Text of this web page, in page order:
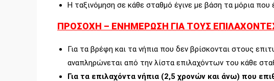
H ταξινόμηση σε κάθε σταθμό έγινε με βάση τα μόρια
ΠΡΟΣΟΧΗ – ΕΝΗΜΕΡΩΣΗ ΓΙΑ ΤΟΥΣ
Για τα βρέφη και τα νήπια που δεν βρίσκονται στους
αναπληρώνεται από την λίστα επιλαχόντων του κάθε
Για τα επιλαχόντα νήπια (2,5 χρονών και άνω) που